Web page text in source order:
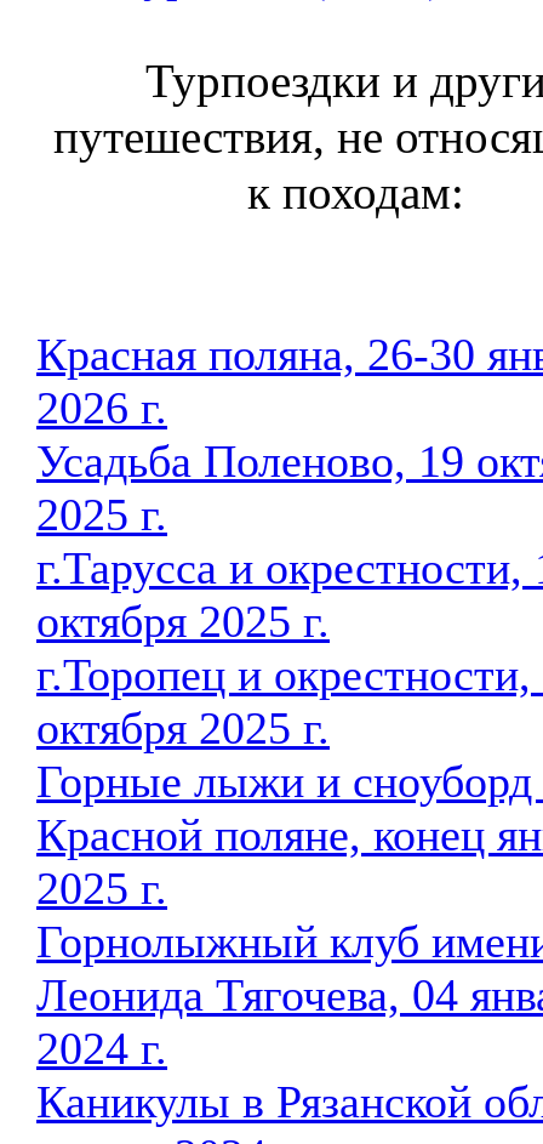
Турпоездки и
путешествия, не
к походам:
Красная поляна, 26-30
2026 г.
Усадьба Поленово, 19
2025 г.
г.Тарусса и окрестности,
октября 2025 г.
г.Торопец и
октября 2025 г.
Горные лыжи и сноуборд
Красной поляне, конец
2025 г.
Горнолыжный клуб
Леонида Тягочева, 04
2024 г.
Каникулы в Рязанской